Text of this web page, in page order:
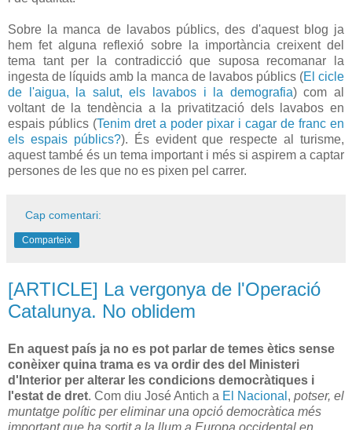
Sobre la manca de lavabos públics, des d'aquest blog ja
hem fet alguna reflexió sobre la importància creixent del
tema tant per la contradicció que suposa recomanar la
ingesta de líquids amb la manca de lavabos públics (El cicle
de l'aigua, la salut, els lavabos i la demografia) com al
voltant de la tendència a la privatització dels lavabos en
espais públics (Tenim dret a poder pixar i cagar de franc en
els espais públics?). És evident que respecte al turisme,
aquest també és un tema important i més si aspirem a captar
persones de les que no es pixen pel carrer.
Cap comentari:
Comparteix
[ARTICLE] La vergonya de l'Operació
Catalunya. No oblidem
En aquest país ja no es pot parlar de temes ètics sense
conèixer quina trama es va ordir des del Ministeri
d'Interior per alterar les condicions democràtiques i
l'estat de dret. Com diu José Antich a El Nacional , potser, el
muntatge polític per eliminar una opció democràtica més
important que ha sortit a la llum a Europa occidental en